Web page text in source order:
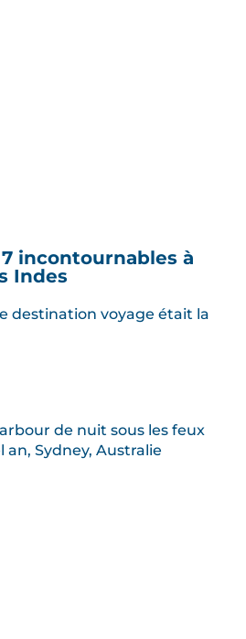
incontournables à
Indes
destination voyage était la